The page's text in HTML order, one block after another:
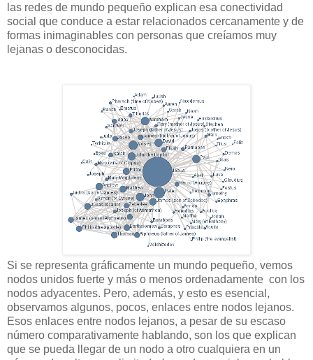
las redes de mundo pequeño explican esa conectividad
social que conduce a estar relacionados cercanamente y de
formas inimaginables con personas que creíamos muy
lejanas o desconocidas.
Si se representa gráficamente un mundo pequeño, vemos
nodos unidos fuerte y más o menos ordenadamente con los
nodos adyacentes. Pero, además, y esto es esencial,
observamos algunos, pocos, enlaces entre nodos lejanos.
Esos enlaces entre nodos lejanos, a pesar de su escaso
número comparativamente hablando, son los que explican
que se pueda llegar de un nodo a otro cualquiera en un